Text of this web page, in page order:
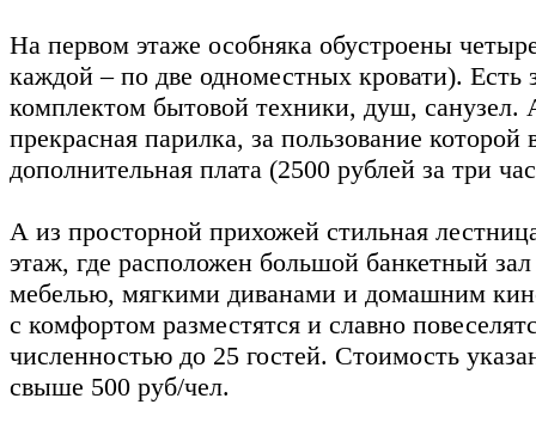
На первом этаже особняка обустроены
каждой – по две одноместных кровати). Есть
комплектом бытовой техники, душ, санузел.
прекрасная парилка, за пользование которой
дополнительная плата (2500 рублей за три
А из просторной прихожей стильная
этаж, где расположен большой банкетный
мебелью, мягкими диванами и домашним
с комфортом разместятся и славно
численностью до 25 гостей. Стоимость
свыше 500 руб/чел.